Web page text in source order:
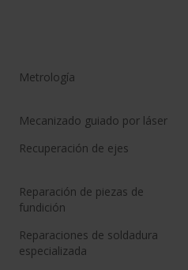
Metrología
Mecanizado guiado por láser
Recuperación de ejes
Reparación de piezas de
fundición
Reparaciones de soldadura
especializada